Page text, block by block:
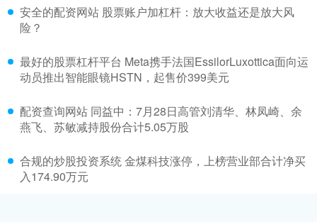
安全的配资网站 股票账户加杠杆：放大收益还是放大风
险？
最好的股票杠杆平台 Meta携手法国EssilorLuxottica面向运
动员推出智能眼镜HSTN，起售价399美元
配资查询网站 同益中：7月28日高管刘清华、林凤崎、余
燕飞、苏敏减持股份合计5.05万股
合规的炒股投资系统 金煤科技涨停，上榜营业部合计净买
入174.90万元